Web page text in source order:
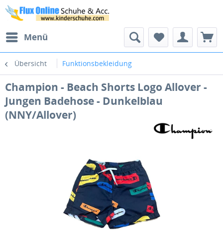
Menü
Übersicht Funktionsbekleidung
Champion - Beach Shorts Logo Allover -
Jungen Badehose - Dunkelblau
(NNY/Allover)